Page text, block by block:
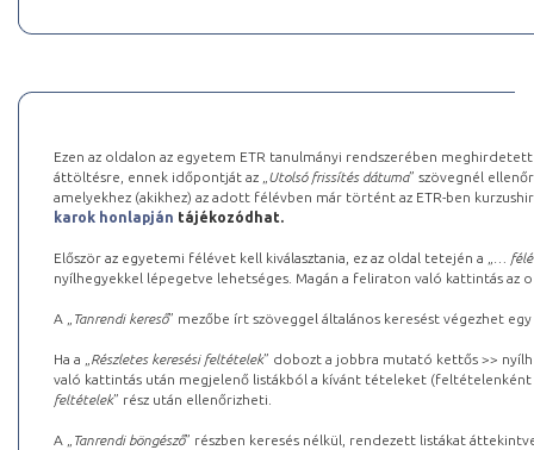
Ezen az oldalon az egyetem ETR tanulmányi rendszerében
áttöltésre, ennek időpontját az „ Utolsó frissítés dátuma” szövegnél
amelyekhez (akikhez) az adott félévben már történt az ETR-ben
karok honlapján tájékozódhat.
Először az egyetemi félévet kell kiválasztania, ez az oldal tetején a „
…
nyílhegyekkel lépegetve lehetséges. Magán a feliraton való kattintás az
A „ Tanrendi kereső” mezőbe írt szöveggel általános keresést végezhet
Ha a „ Részletes keresési feltételek” dobozt a jobbra mutató kettős >>
való kattintás után megjelenő listákból a kívánt tételeket (feltételenként
feltételek” rész után ellenőrizheti.
A „ Tanrendi böngésző” részben keresés nélkül, rendezett listákat